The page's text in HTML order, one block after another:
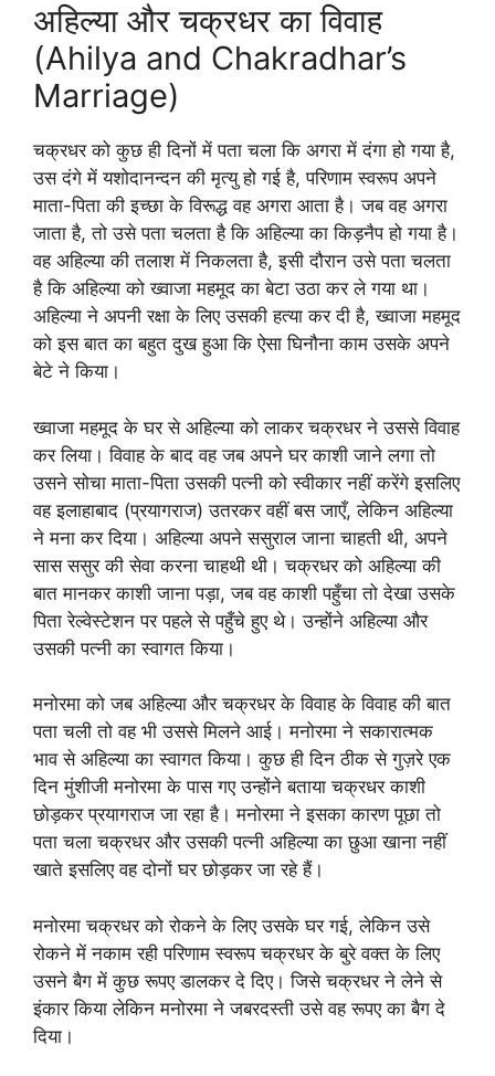
अहिल्या और चक्रधर का विवाह
(Ahilya and Chakradhar’s
Marriage)
चक्रधर को कुछ ही दिनों में पता चला कि अगरा में दंगा हो गया है,
उस दंगे में यशोदानन्दन की मृत्यु हो गई है, परिणाम स्वरूप अपने
माता-पिता की इच्छा के विरूद्ध वह अगरा आता है। जब वह अगरा
जाता है, तो उसे पता चलता है कि अहिल्या का किड़नैप हो गया है।
वह अहिल्या की तलाश में निकलता है, इसी दौरान उसे पता चलता
है कि अहिल्या को ख्वाजा महमूद का बेटा उठा कर ले गया था।
अहिल्या ने अपनी रक्षा के लिए उसकी हत्या कर दी है, ख्वाजा महमूद
को इस बात का बहुत दुख हुआ कि ऐसा घिनौना काम उसके अपने
बेटे ने किया।
ख्वाजा महमूद के घर से अहिल्या को लाकर चक्रधर ने उससे विवाह
कर लिया। विवाह के बाद वह जब अपने घर काशी जाने लगा तो
उसने सोचा माता-पिता उसकी पत्नी को स्वीकार नहीं करेंगे इसलिए
वह इलाहाबाद (प्रयागराज) उतरकर वहीं बस जाएँ, लेकिन अहिल्या
ने मना कर दिया। अहिल्या अपने ससुराल जाना चाहती थी, अपने
सास ससुर की सेवा करना चाहथी थी। चक्रधर को अहिल्या की
बात मानकर काशी जाना पड़ा, जब वह काशी पहुँचा तो देखा उसके
पिता रेल्वेस्टेशन पर पहले से पहुँचे हुए थे। उन्होंने अहिल्या और
उसकी पत्नी का स्वागत किया।
मनोरमा को जब अहिल्या और चक्रधर के विवाह के विवाह की बात
पता चली तो वह भी उससे मिलने आई। मनोरमा ने सकारात्मक
भाव से अहिल्या का स्वागत किया। कुछ ही दिन ठीक से गुज़रे एक
दिन मुंशीजी मनोरमा के पास गए उन्होंने बताया चक्रधर काशी
छोड़कर प्रयागराज जा रहा है। मनोरमा ने इसका कारण पूछा तो
पता चला चक्रधर और उसकी पत्नी अहिल्या का छुआ खाना नहीं
खाते इसलिए वह दोनों घर छोड़कर जा रहे हैं।
मनोरमा चक्रधर को रोकने के लिए उसके घर गई, लेकिन उसे
रोकने में नकाम रही परिणाम स्वरूप चक्रधर के बुरे वक्त के लिए
उसने बैग में कुछ रूपए डालकर दे दिए। जिसे चक्रधर ने लेने से
इंकार किया लेकिन मनोरमा ने जबरदस्ती उसे वह रूपए का बैग दे
दिया।